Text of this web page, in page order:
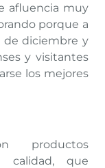
afluencia muy
porque a
de diciembre y
y visitantes
los mejores
productos
calidad, que